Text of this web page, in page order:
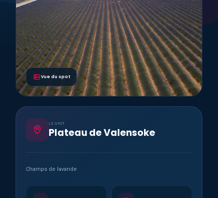
Vue du spot
LE SPOT
Plateau de Valensoke
Champs de lavande